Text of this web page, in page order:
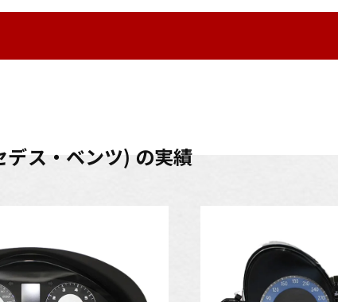
ス・ベンツ) の実績